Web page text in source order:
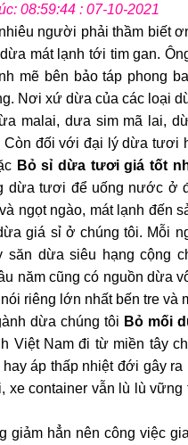
08:59:44 : 07-10-2021
người phải thầm biết
mát lạnh tới tim gan.
mẽ bên bảo táp phong
Nơi xứ dừa của các loại
malai, dưa sim mã lai,
đối với đại lý dừa tươi
Bỏ sỉ dừa tươi giá tốt
dừa tươi để uống nước ở
ngọt ngào, mát lạnh đến
giá sỉ ở chúng tôi. Mỗi
dừa siêu hạng cộng
năm cũng có nguồn dừa
riêng lớn nhất bến tre và
dừa chúng tôi Bỏ mối
Việt Nam đi từ miền tây
áp thấp nhiệt đới gây
xe container vẫn lù lù
giảm hẳn nên công việc